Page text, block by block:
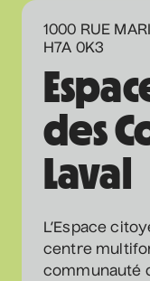
1000 RUE
H7A 0K3
des
Laval
L’Espace
centre
communauté